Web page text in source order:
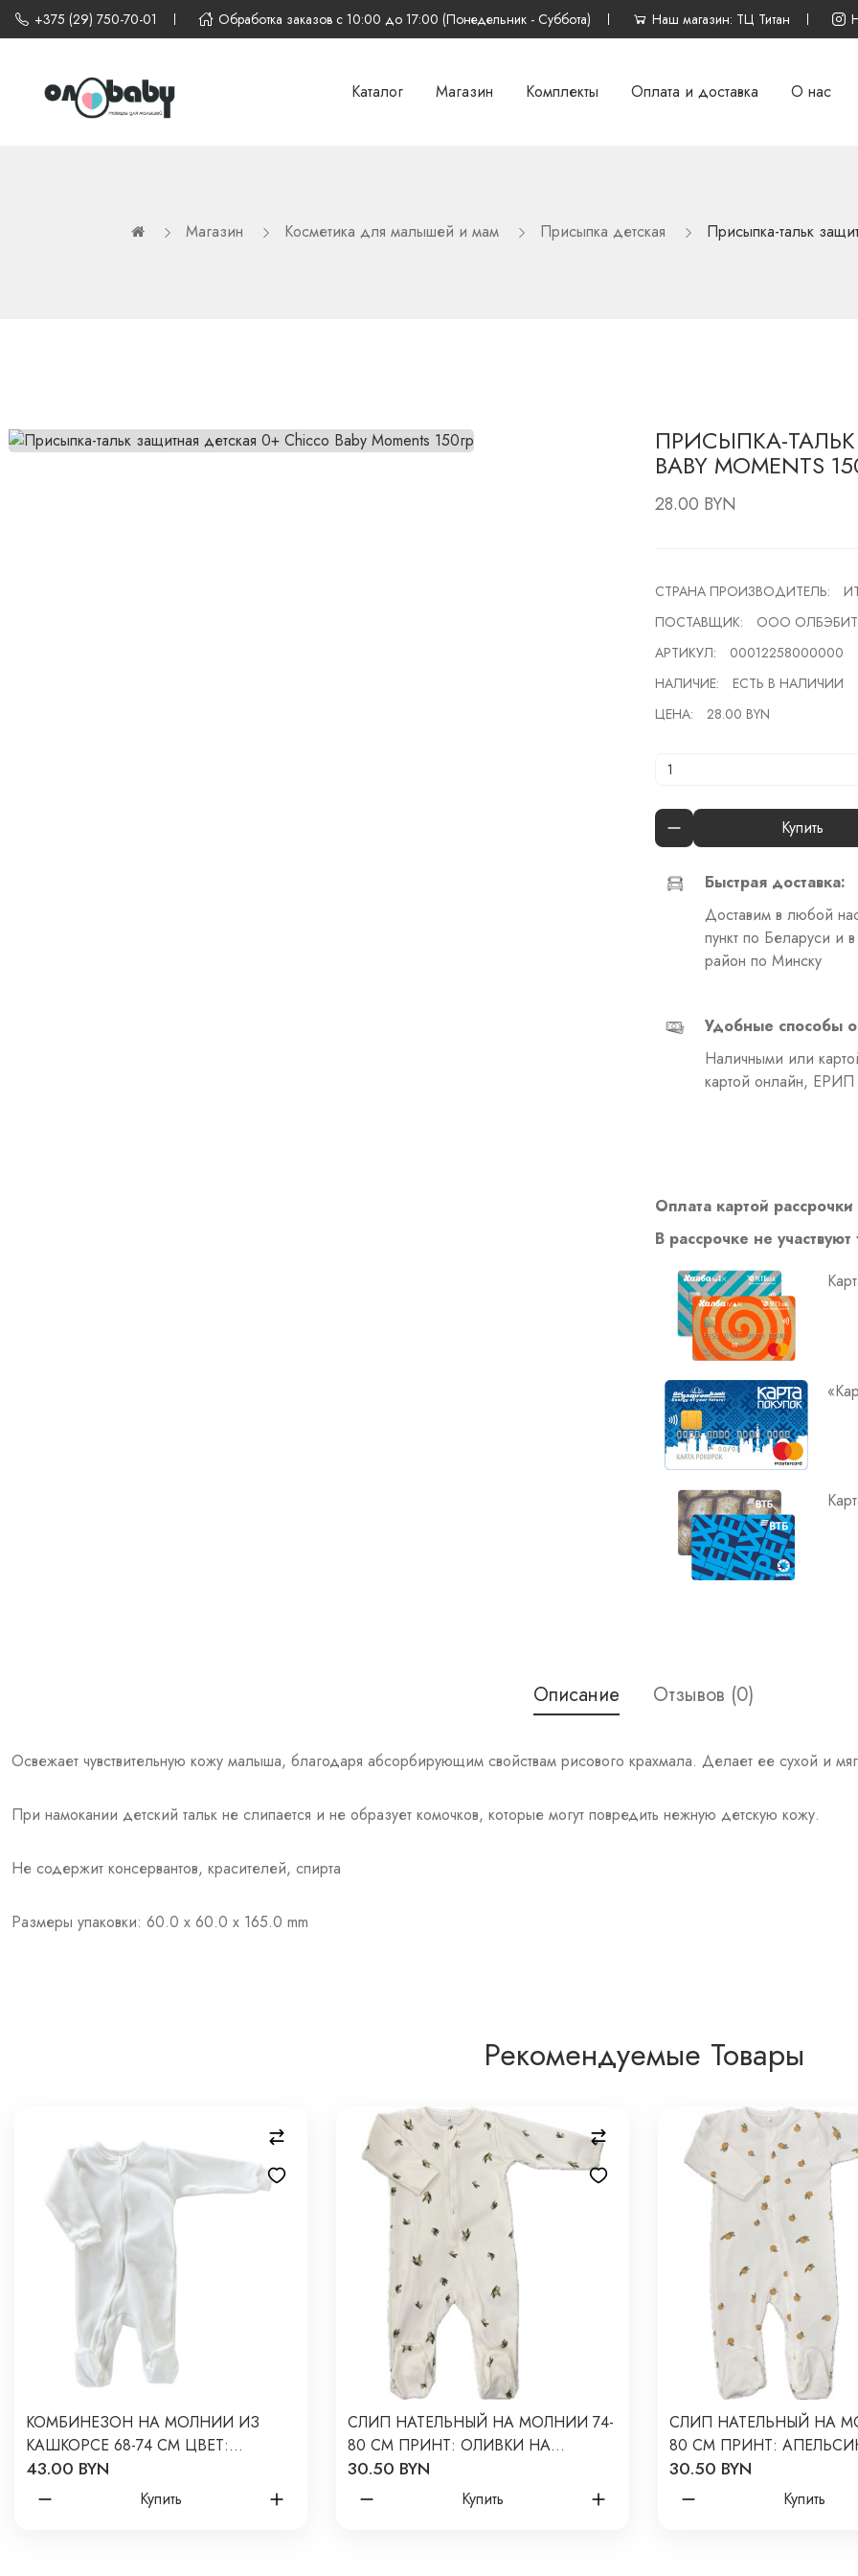
+375 (29) 750-70-01 Обработка заказов с 10:00 до 17:00 (Понедельник - Суббота) Наш магазин: ТЦ Титан
Каталог Магазин Комплекты Оплата и доставка О нас
Магазин Косметика для малышей и мам Присыпка детская Присыпка-тальк
ПРИСЫПКА-
BABY MOMENTS
28.00 BYN
СТРАНА ПРОИЗВОДИТЕЛЬ:
ПОСТАВЩИК:
ООО
АРТИКУЛ:
00012258000000
НАЛИЧИЕ:
ЕСТЬ В НАЛИЧИИ
ЦЕНА:
28.00 BYN
Купить
Быстрая доставка:
Доставим в любой
пункт по Беларуси и
район по Минску
Удобные способы
Наличными или
картой онлайн, ЕРИП
Оплата картой
В рассрочке не
Описание Отзывов (0)
Освежает чувствительную кожу малыша, благодаря абсорбирующим свойствам рисового крахмала. Делает ее сухой и
При намокании детский тальк не слипается и не образует комочков, которые могут повредить нежную детскую кожу.
Не содержит консервантов, красителей, спирта
Размеры упаковки: 60.0 x 60.0 x 165.0 mm
Рекомендуемые Товары
КОМБИНЕЗОН НА МОЛНИИ ИЗ
КАШКОРСЕ 68-74 СМ ЦВЕТ:
МОЛОЧНЫЙ Т-180
43.00 BYN
Купить
СЛИП НАТЕЛЬНЫЙ НА МОЛНИИ 74-
80 СМ ПРИНТ: ОЛИВКИ НА
МОЛОЧНОМ Т-125
30.50 BYN
Купить
СЛИП НАТЕЛЬНЫЙ НА
80 СМ ПРИНТ:
30.50 BYN
Купить